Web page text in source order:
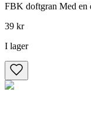
FBK doftgran Med en
39 kr
I lager